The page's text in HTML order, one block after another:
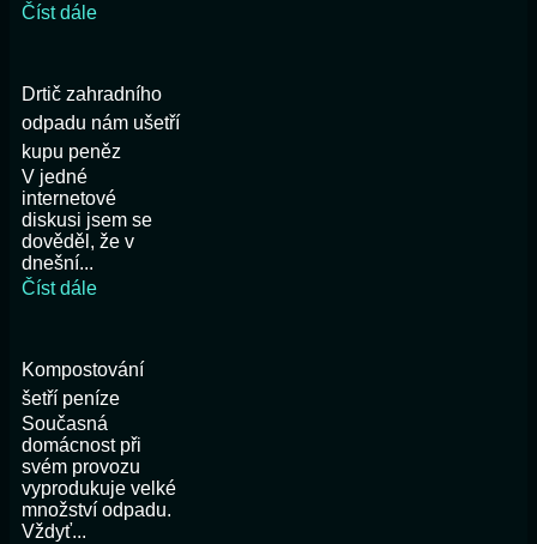
Číst dále
Drtič zahradního
odpadu nám ušetří
kupu peněz
V jedné
internetové
diskusi jsem se
dověděl, že v
dnešní...
Číst dále
Kompostování
šetří peníze
Současná
domácnost při
svém provozu
vyprodukuje velké
množství odpadu.
Vždyť...